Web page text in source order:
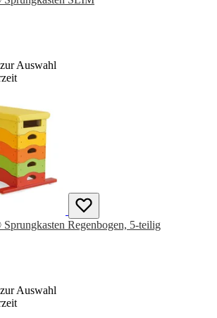
Auswahl
Regenbogen, 5-teilig
Auswahl